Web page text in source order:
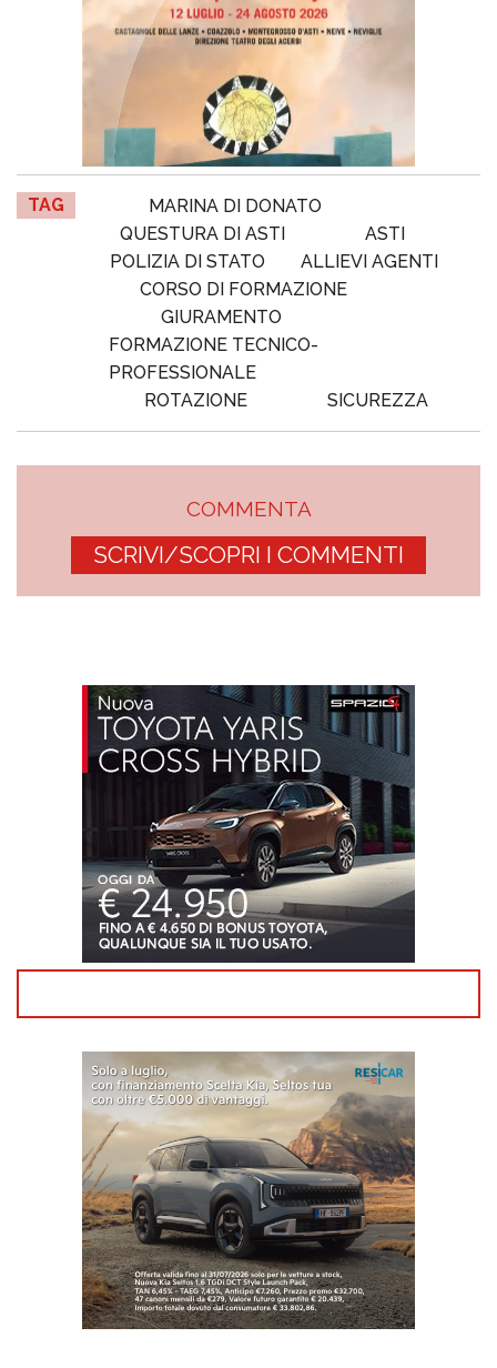
TAG
MARINA DI DONATO
QUESTURA DI ASTI
ASTI
POLIZIA DI STATO
ALLIEVI AGENTI
CORSO DI FORMAZIONE
GIURAMENTO
FORMAZIONE TECNICO-
PROFESSIONALE
ROTAZIONE
SICUREZZA
COMMENTA
SCRIVI/SCOPRI I COMMENTI